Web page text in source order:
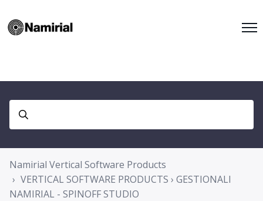
Namirial Vertical Software Products
VERTICAL SOFTWARE PRODUCTS › GESTIONALI
NAMIRIAL - SPINOFF STUDIO